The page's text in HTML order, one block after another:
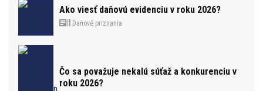
Ako viesť daňovú evidenciu v roku 2026?
Daňové priznania
Čo sa považuje nekalú súťaž a konkurenciu v
roku 2026?